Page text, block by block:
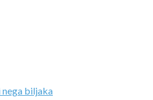
nega biljaka